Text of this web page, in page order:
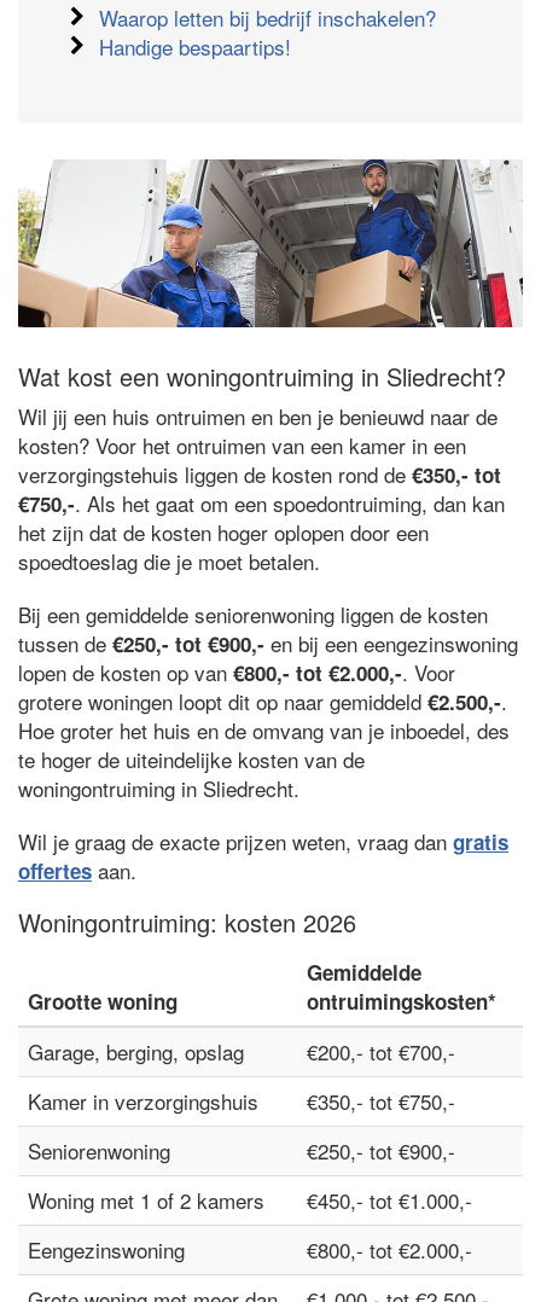
Waarop letten bij bedrijf inschakelen?
Handige bespaartips!
Wat kost een woningontruiming in Sliedrecht?
Wil jij een huis ontruimen en ben je benieuwd naar de
kosten? Voor het ontruimen van een kamer in een
verzorgingstehuis liggen de kosten rond de €350,- tot
€750,-. Als het gaat om een spoedontruiming, dan kan
het zijn dat de kosten hoger oplopen door een
spoedtoeslag die je moet betalen.
Bij een gemiddelde seniorenwoning liggen de kosten
tussen de €250,- tot €900,- en bij een eengezinswoning
lopen de kosten op van €800,- tot €2.000,-. Voor
grotere woningen loopt dit op naar gemiddeld €2.500,-.
Hoe groter het huis en de omvang van je inboedel, des
te hoger de uiteindelijke kosten van de
woningontruiming in Sliedrecht.
Wil je graag de exacte prijzen weten, vraag dan gratis
offertes aan.
Woningontruiming: kosten 2026
Grootte woning
Gemiddelde
ontruimingskosten*
Garage, berging, opslag
€200,- tot €700,-
Kamer in verzorgingshuis
€350,- tot €750,-
Seniorenwoning
€250,- tot €900,-
Woning met 1 of 2 kamers
€450,- tot €1.000,-
Eengezinswoning
€800,- tot €2.000,-